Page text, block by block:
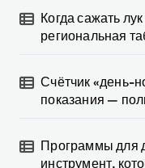
Когда сажать
региональная
Счётчик «день-
показания —
Программы для
инструмент,